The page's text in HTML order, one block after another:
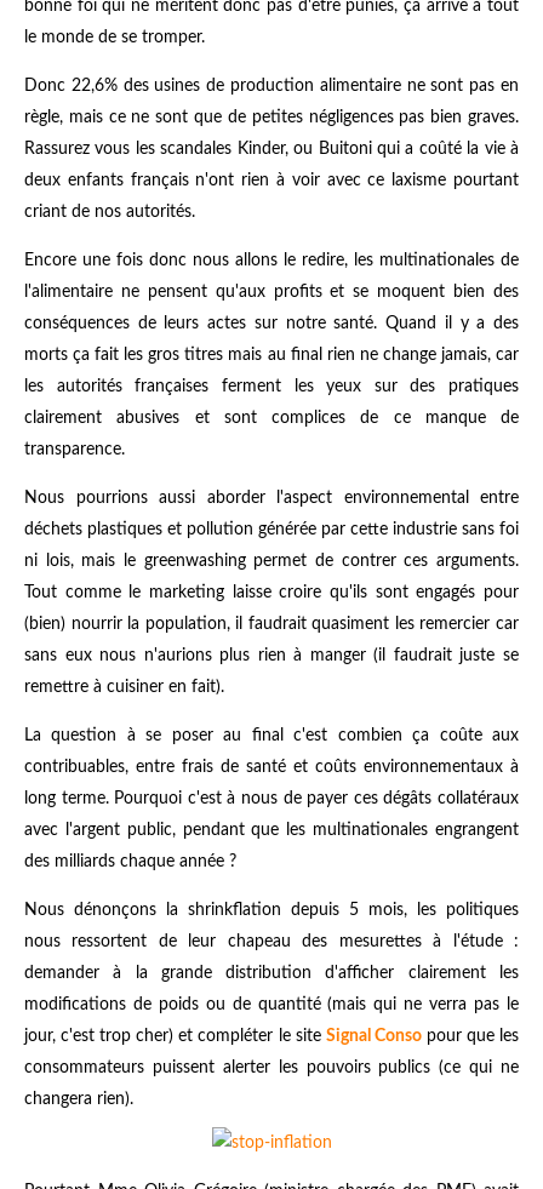
bonne foi qui ne méritent donc pas d'être punies, ça arrive à tout
le monde de se tromper.
Donc 22,6% des usines de production alimentaire ne sont pas en
règle, mais ce ne sont que de petites négligences pas bien graves.
Rassurez vous les scandales Kinder, ou Buitoni qui a coûté la vie à
deux enfants français n'ont rien à voir avec ce laxisme pourtant
criant de nos autorités.
Encore une fois donc nous allons le redire, les multinationales de
l'alimentaire ne pensent qu'aux profits et se moquent bien des
conséquences de leurs actes sur notre santé. Quand il y a des
morts ça fait les gros titres mais au final rien ne change jamais, car
les autorités françaises ferment les yeux sur des pratiques
clairement abusives et sont complices de ce manque de
transparence.
Nous pourrions aussi aborder l'aspect environnemental entre
déchets plastiques et pollution générée par cette industrie sans foi
ni lois, mais le greenwashingpermet de contrer ces arguments.
Tout comme le marketing laisse croire qu'ils sont engagés pour
(bien) nourrir la population, il faudrait quasiment les remercier car
sans eux nous n'aurions plus rien à manger (il faudrait juste se
remettre à cuisiner en fait).
La question à se poser au final c'est combien ça coûte aux
contribuables, entre frais de santé et coûts environnementaux à
long terme. Pourquoi c'est à nous de payer ces dégâts collatéraux
avec l'argent public, pendant que les multinationales engrangent
des milliards chaque année ?
Nous dénonçons la shrinkflation depuis 5 mois, les politiques
nous ressortent de leur chapeau des mesurettes à l'étude :
demander à la grande distribution d'afficher clairement les
modifications de poids ou de quantité (mais qui ne verra pas le
jour, c'est trop cher) et compléter le site Signal Consopour que les
consommateurs puissent alerter les pouvoirs publics (ce qui ne
changera rien).